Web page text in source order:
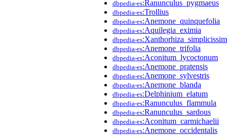
dbpedia-es:Ranunculus_pygmaeus
dbpedia-es:Trollius
dbpedia-es:Anemone_quinquefolia
dbpedia-es:Aquilegia_eximia
dbpedia-es
dbpedia-es:Anemone_trifolia
dbpedia-es:Aconitum_lycoctonum
dbpedia-es:Anemone_pratensis
dbpedia-es:Anemone_sylvestris
dbpedia-es:Anemone_blanda
dbpedia-es:Delphinium_elatum
dbpedia-es:Ranunculus_flammula
dbpedia-es:Ranunculus_sardous
dbpedia-es:Aconitum_carmichaelii
dbpedia-es:Anemone_occidentalis